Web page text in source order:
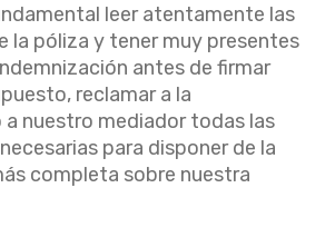
leer atentamente las
la póliza y tener muy presentes
antes de firmar
reclamar a la
a nuestro mediador todas las
para disponer de la
completa sobre nuestra